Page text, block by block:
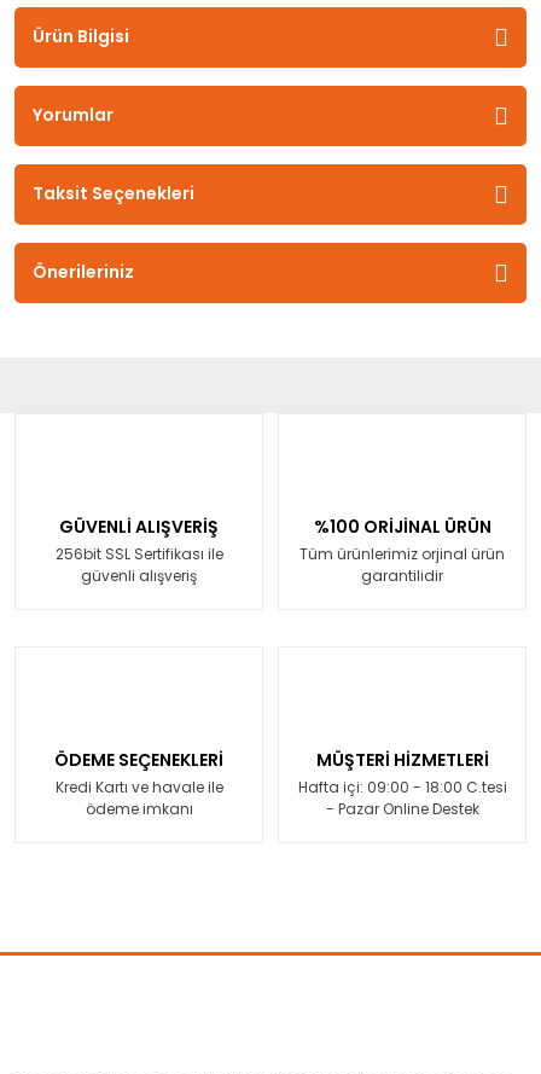
Ürün Bilgisi
Yorumlar
Taksit Seçenekleri
Önerileriniz
GÜVENLİ ALIŞVERİŞ
256bit SSL Sertifikası ile
güvenli alışveriş
%100 ORİJİNAL ÜRÜN
Tüm ürünlerimiz orjinal ürün
garantilidir
ÖDEME SEÇENEKLERİ
Kredi Kartı ve havale ile
ödeme imkanı
MÜŞTERİ HİZMETLERİ
Hafta içi: 09:00 - 18:00 C.tesi
- Pazar Online Destek